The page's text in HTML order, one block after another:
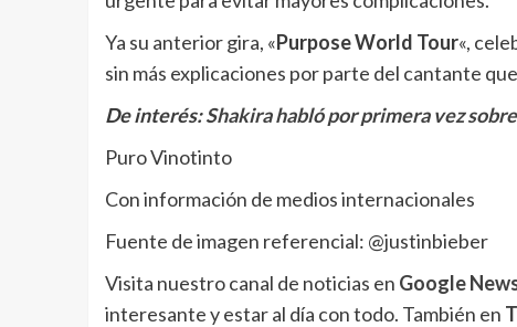
Ya su anterior gira, «Purpose World Tour«,
sin más explicaciones por parte del cantante
De interés:Shakira habló por primera vez
Puro Vinotinto
Con información de medios internacionales
Fuente de imagen referencial: @justinbieber
Visita nuestro canal de noticias en Google
interesante y estar al día con todo. También en